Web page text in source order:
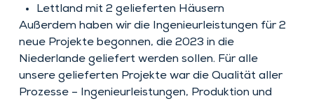
Lettland mit 2 gelieferten Häusern
Außerdem haben wir die Ingenieurleistungen für 2
neue Projekte begonnen, die 2023 in die
Niederlande geliefert werden sollen. Für alle
unsere gelieferten Projekte war die Qualität aller
Prozesse – Ingenieurleistungen, Produktion und